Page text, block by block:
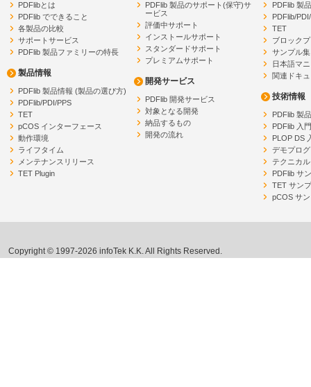
PDFlibとは
PDFlib でできること
各製品の比較
サポートサービス
PDFlib 製品ファミリーの特長
製品情報
PDFlib 製品情報 (製品の選び方)
PDFlib/PDI/PPS
TET
pCOS インターフェース
動作環境
ライフタイム
メンテナンスリリース
TET Plugin
PDFlib 製品のサポート(保守)サ
ービス
評価中サポート
インストールサポート
スタンダードサポート
プレミアムサポート
開発サービス
PDFlib 開発サービス
対象となる開発
納品するもの
開発の流れ
PDFlib 製
PDFlib/
TET
ブロック
サンプル集
日本語マ
関連ドキ
技術情報
PDFlib 製
PDFlib 入門
PLOP DS
デモプロ
テクニカ
PDFlib サ
TET サン
pCOS サ
Copyright © 1997-2026 infoTek K.K. All Rights Reserved.